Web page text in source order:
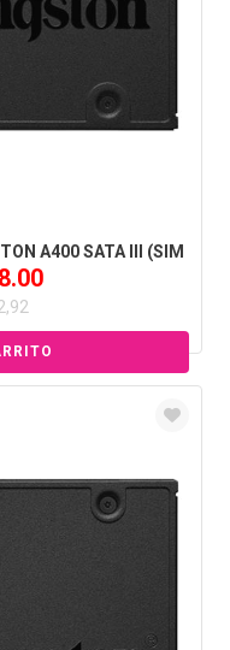
A400 SATA III (SIM